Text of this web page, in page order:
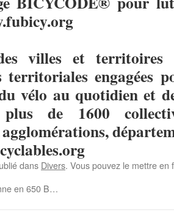
villes et territoires
territoriales engagées
vélo au quotidien et
plus de 1600
agglomérations,
dans Divers. Vous pouvez le mettre
en 650 B…